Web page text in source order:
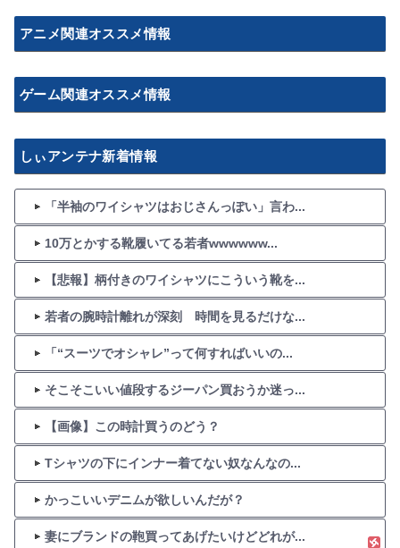
アニメ関連オススメ情報
ゲーム関連オススメ情報
しぃアンテナ新着情報
「半袖のワイシャツはおじさんっぽい」言わ...
10万とかする靴履いてる若者wwwwww...
【悲報】柄付きのワイシャツにこういう靴を...
若者の腕時計離れが深刻 時間を見るだけな...
「“スーツでオシャレ”って何すればいいの...
そこそこいい値段するジーパン買おうか迷っ...
【画像】この時計買うのどう？
Tシャツの下にインナー着てない奴なんなの...
かっこいいデニムが欲しいんだが？
妻にブランドの鞄買ってあげたいけどどれが...